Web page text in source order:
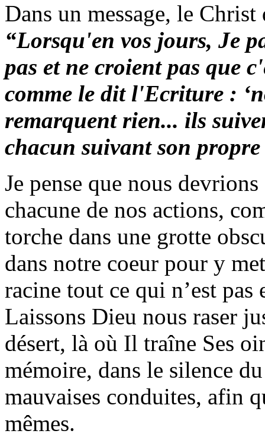
Dans un message, le Christ
“Lorsqu'en vos jours, Je
pas et ne croient pas que
comme le dit l'Ecriture :
remarquent rien... ils
chacun suivant son
Je pense que nous
chacune de nos actions,
torche dans une grotte
dans notre coeur pour y
racine tout ce qui n’est pas
Laissons Dieu nous raser
désert, là où Il traîne Ses
mémoire, dans le silence
mauvaises conduites, afin
mêmes.